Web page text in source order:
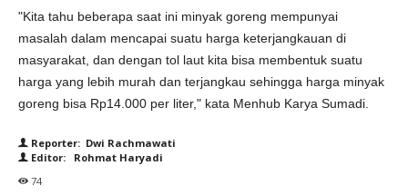
"Kita tahu beberapa saat ini minyak goreng mempunyai
masalah dalam mencapai suatu harga keterjangkauan di
masyarakat, dan dengan tol laut kita bisa membentuk suatu
harga yang lebih murah dan terjangkau sehingga harga minyak
goreng bisa Rp14.000 per liter," kata Menhub Karya Sumadi.
Reporter: Dwi Rachmawati
Editor: Rohmat Haryadi
74